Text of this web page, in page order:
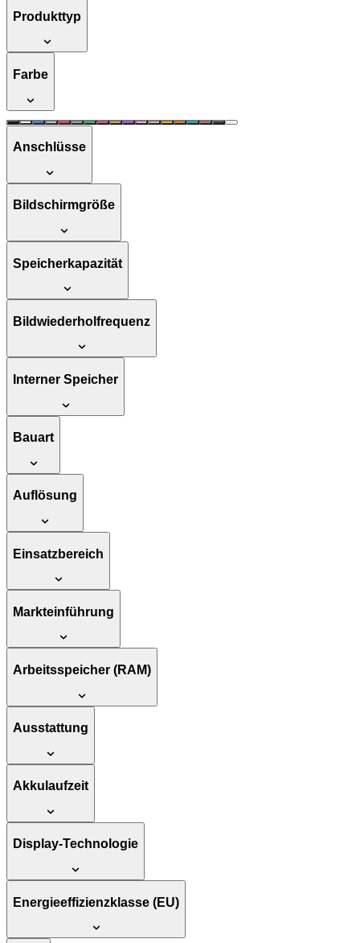
Produkttyp
Farbe
Anschlüsse
Bildschirmgröße
Speicherkapazität
Bildwiederholfrequenz
Interner Speicher
Bauart
Auflösung
Einsatzbereich
Markteinführung
Arbeitsspeicher (RAM)
Ausstattung
Akkulaufzeit
Display-Technologie
Energieeffizienzklasse (EU)